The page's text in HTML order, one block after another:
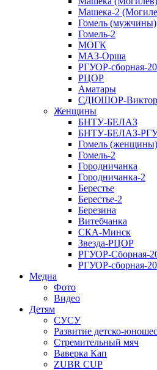
Машека-2
Гомель (мужчины)
Гомель-2
МОГК
МАЗ-Орша
РГУОР-сборная-
РЦОР
Аматары
СДЮШОР-
Женщины
БНТУ-БЕЛАЗ
БНТУ-БЕЛАЗ-
Гомель (женщины)
Гомель-2
Городничанка
Городничанка-2
Берестье
Берестье-2
Березина
Витебчанка
СКА-Минск
Звезда-РЦОР
РГУОР-Сборная-
РГУОР-сборная-
Медиа
Фото
Видео
Детям
СУСУ
Развитие детско-
Стремительный мяч
Ваверка Кап
ZUBR CUP